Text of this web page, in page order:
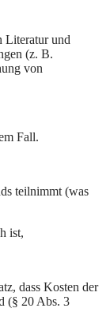
Literatur und
(z. B.
von
Fall.
teilnimmt (was
ist,
dass Kosten der
(§ 20 Abs. 3